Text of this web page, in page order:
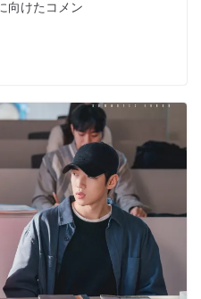
向けたコメン